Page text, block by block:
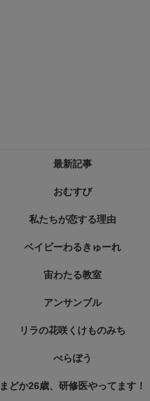
最新記事
おむすび
私たちが恋する理由
ベイビーわるきゅーれ
宙わたる教室
アンサンブル
リラの花咲くけものみち
べらぼう
まどか26歳、研修医やってます！